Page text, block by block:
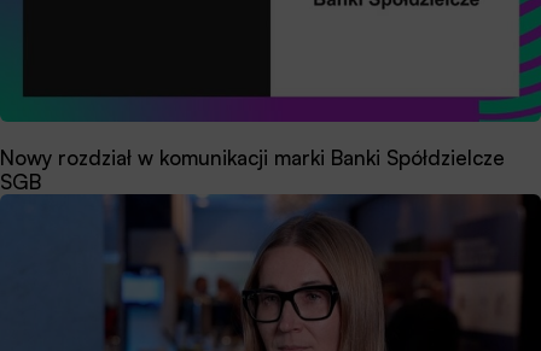
Nowy rozdział w komunikacji marki Banki Spółdzielcze
SGB